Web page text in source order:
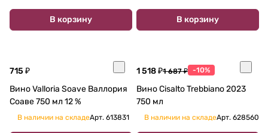
В корзину В корзину
715 ₽
Вино Valloria Soave Валлория
Соаве 750 мл 12 %
В наличии на складеАрт. 613831
1 518 ₽1 687 ₽ -10%
Вино Cisalto Trebbiano 2023
750 мл
В наличии на складеАрт. 628560